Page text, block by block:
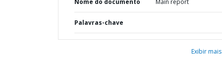
Nome do documento Main report
Palavras-chave
Exibir mais